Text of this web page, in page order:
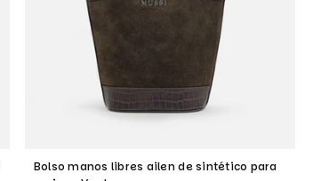
Bolso manos libres ailen de sintético para